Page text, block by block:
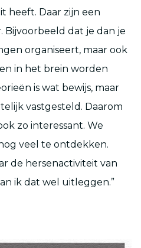
heeft. Daar zijn een
Bijvoorbeeld dat je dan je
organiseert, maar ook
in het brein worden
is wat bewijs, maar
vastgesteld. Daarom
zo interessant. We
veel te ontdekken.
de hersenactiviteit van
ik dat wel uitleggen.”